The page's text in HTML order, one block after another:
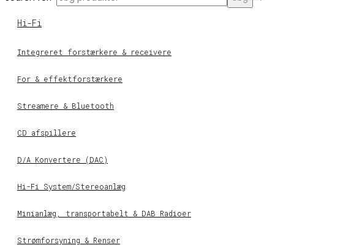
Hi-Fi
Integreret forstærkere & receivere
For & effektforstærkere
Streamere & Bluetooth
CD afspillere
D/A Konvertere (DAC)
Hi-Fi System/Stereoanlæg
Minianlæg, transportabelt & DAB Radioer
Strømforsyning & Renser